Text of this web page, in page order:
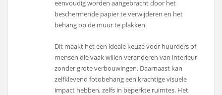
eenvoudig worden aangebracht door het
beschermende papier te verwijderen en het
behang op de muur te plakken.
Dit maakt het een ideale keuze voor huurders of
mensen die vaak willen veranderen van interieur
zonder grote verbouwingen. Daarnaast kan
zelfklevend fotobehang een krachtige visuele
impact hebben, zelfs in beperkte ruimtes. Het